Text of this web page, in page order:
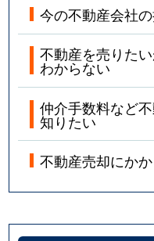
今の不動産会社
不動産を売りた
わからない
仲介手数料など
知りたい
不動産売却にか